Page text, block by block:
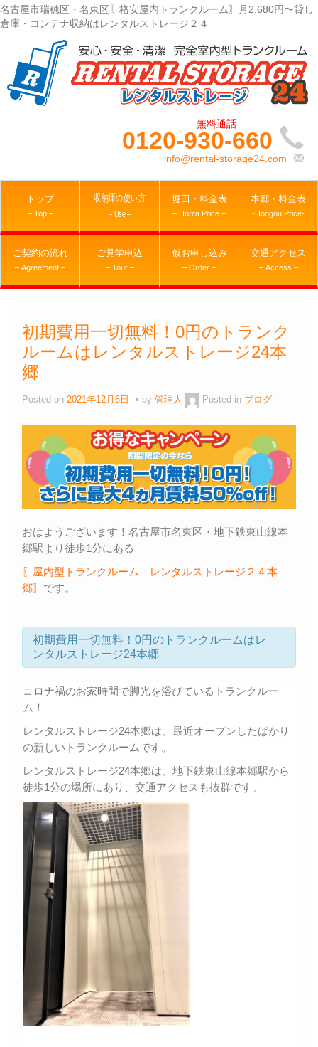
名古屋市瑞穂区・名東区〖格安屋内トランクルーム〗月2,680円〜貸し
倉庫・コンテナ収納はレンタルストレージ２４
0120-930-660
info@rental-storage24.com
トップ
– Top –
収納庫の使い方
– Use –
堀田・料金表
– Horita Price –
本郷・料金表
-Hongou Price-
ご契約の流れ
– Agreement –
ご見学申込
– Tour –
仮お申し込み
– Order –
交通アクセス
– Access –
初期費用一切無料！0円のトランク
ルームはレンタルストレージ24本
郷
Posted on 2021年12月6日 by 管理人 Posted in ブログ
おはようございます！名古屋市名東区・地下鉄東山線本
郷駅より徒歩1分にある
〖屋内型トランクルーム レンタルストレージ２４本
郷〗 です。
初期費用一切無料！0円のトランクルームはレ
ンタルストレージ24本郷
コロナ禍のお家時間で脚光を浴びているトランクルー
ム！
レンタルストレージ24本郷は、最近オープンしたばかり
の新しいトランクルームです。
レンタルストレージ24本郷は、地下鉄東山線本郷駅から
徒歩1分の場所にあり、交通アクセスも抜群です。